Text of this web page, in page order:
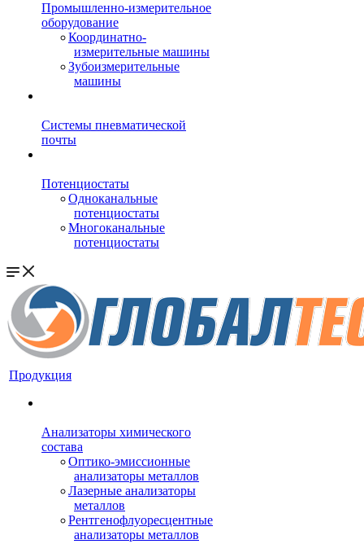
Промышленно-измерительное
оборудование
Координатно-
измерительные машины
Зубоизмерительные
машины
Системы пневматической
почты
Потенциостаты
Одноканальные
потенциостаты
Многоканальные
потенциостаты
Продукция
Анализаторы химического
состава
Оптико-эмиссионные
анализаторы металлов
Лазерные анализаторы
металлов
Рентгенофлуоресцентные
анализаторы металлов